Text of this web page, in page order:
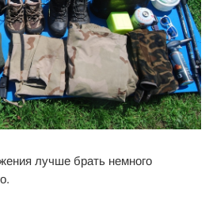
лучше брать немного